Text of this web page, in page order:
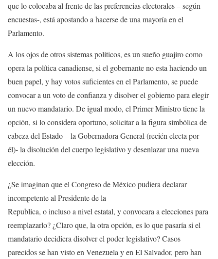
que lo colocaba al frente de las preferencias electorales – según
encuestas-, está apostando a hacerse de una mayoría en el
Parlamento.
A los ojos de otros sistemas políticos, es un sueño guajiro como
opera la política canadiense, si el gobernante no esta haciendo un
buen papel, y hay votos suficientes en el Parlamento, se puede
convocar a un voto de confianza y disolver el gobierno para elegir
un nuevo mandatario. De igual modo, el Primer Ministro tiene la
opción, si lo considera oportuno, solicitar a la figura simbólica de
cabeza del Estado – la Gobernadora General (recién electa por
él)- la disolución del cuerpo legislativo y desenlazar una nueva
elección.
¿Se imaginan que el Congreso de México pudiera declarar
incompetente al Presidente de la
Republica, o incluso a nivel estatal, y convocara a elecciones para
reemplazarlo? ¿Claro que, la otra opción, es lo que pasaría si el
mandatario decidiera disolver el poder legislativo? Casos
parecidos se han visto en Venezuela y en El Salvador, pero han